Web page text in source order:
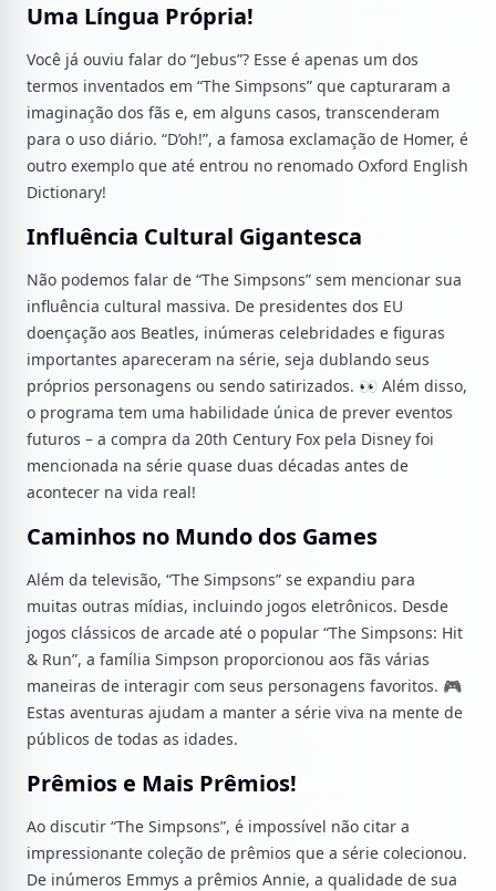
Uma Língua Própria!
Você já ouviu falar do “Jebus”? Esse é apenas um dos
termos inventados em “The Simpsons” que capturaram a
imaginação dos fãs e, em alguns casos, transcenderam
para o uso diário. “D’oh!”, a famosa exclamação de Homer, é
outro exemplo que até entrou no renomado Oxford English
Dictionary!
Influência Cultural Gigantesca
Não podemos falar de “The Simpsons” sem mencionar sua
influência cultural massiva. De presidentes dos EU
doençação aos Beatles, inúmeras celebridades e figuras
importantes apareceram na série, seja dublando seus
próprios personagens ou sendo satirizados. 👀 Além disso,
o programa tem uma habilidade única de prever eventos
futuros – a compra da 20th Century Fox pela Disney foi
mencionada na série quase duas décadas antes de
acontecer na vida real!
Caminhos no Mundo dos Games
Além da televisão, “The Simpsons” se expandiu para
muitas outras mídias, incluindo jogos eletrônicos. Desde
jogos clássicos de arcade até o popular “The Simpsons: Hit
& Run”, a família Simpson proporcionou aos fãs várias
maneiras de interagir com seus personagens favoritos. 🎮
Estas aventuras ajudam a manter a série viva na mente de
públicos de todas as idades.
Prêmios e Mais Prêmios!
Ao discutir “The Simpsons”, é impossível não citar a
impressionante coleção de prêmios que a série colecionou.
De inúmeros Emmys a prêmios Annie, a qualidade de sua